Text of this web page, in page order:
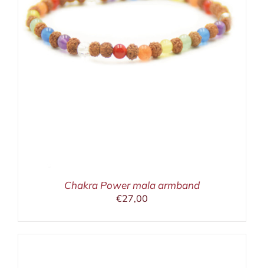
Chakra Power mala armband
€27,00